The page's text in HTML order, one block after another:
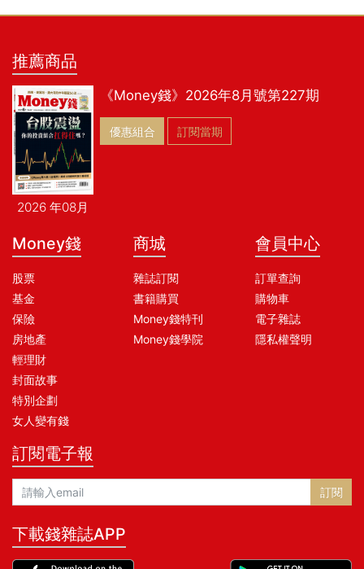
推薦商品
2026 年08月
《Money錢》2026年8月號第227期
優惠組合 訂閱當期
Money錢
股票
基金
保險
房地產
輕理財
封面故事
特別企劃
女人變有錢
商城
雜誌訂閱
書籍購買
Money錢特刊
Money錢學院
會員中心
訂單查詢
購物車
電子雜誌
隱私權聲明
訂閱電子報
訂閱
下載錢雜誌APP